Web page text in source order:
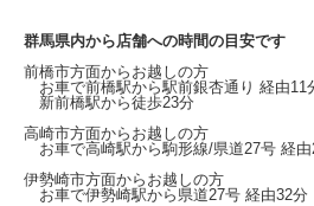
群馬県内から店舗への時間の目安です
前橋市方面からお越しの方
お車で前橋駅から駅前銀杏通り 経由11
新前橋駅から徒歩23分
高崎市方面からお越しの方
お車で高崎駅から駒形線/県道27号 経由
伊勢崎市方面からお越しの方
お車で伊勢崎駅から 県道27号 経由32分